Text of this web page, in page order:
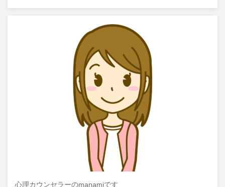
心理カウンセラーのmanamiです